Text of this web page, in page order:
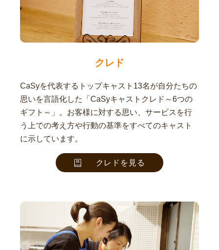
クレド
CaSyを代表するトップキャスト13名が自分たちの
思いを言語化した「CaSyキャストクレド～6つの
ギフト～」。お客様に対する思い、サービスを行
う上での考え方や行動の基準をすべてのキャスト
に示しています。
クレドを見る